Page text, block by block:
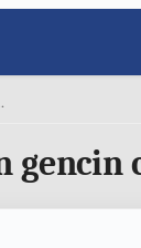
ulaşıldı